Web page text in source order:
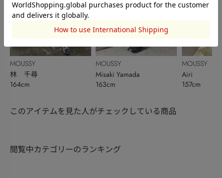
MOUSSY
林 千尋
164cm
MOUSSY
Misaki Yamada
163cm
MOUSSY
Airi
157cm
このアイテムを見た人がチェックしている商品
閲覧中カテゴリーのランキング